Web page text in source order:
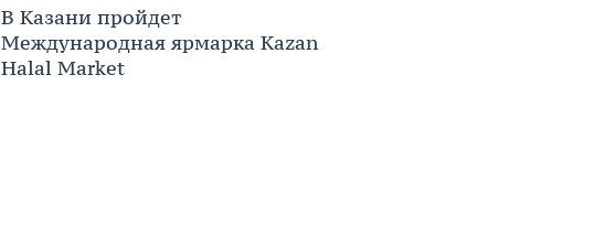
В Казани пройдет
Международная ярмарка Kazan
Halal Market